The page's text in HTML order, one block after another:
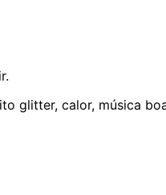
glitter, calor, música